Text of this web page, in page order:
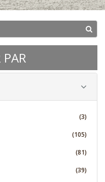
PAR
(3)
(105)
(81)
(39)